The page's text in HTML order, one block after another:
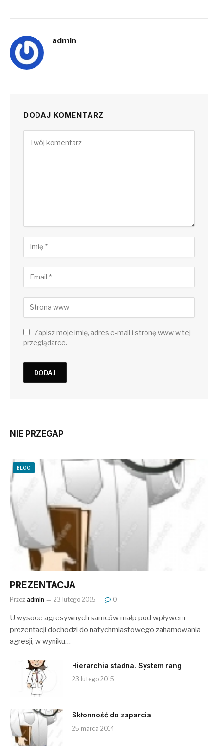
admin
DODAJ KOMENTARZ
Zapisz moje imię, adres e-mail i stronę www w tej
przeglądarce.
NIE PRZEGAP
BLOG
PREZENTACJA
Przez admin 23 lutego 2015 0
U wysoce agresywnych samców małp pod wpływem
prezentacji dochodzi do natychmiastowego zahamowania
agresji, w wyniku…
Hierarchia stadna. System rang
23 lutego 2015
Skłonność do zaparcia
25 marca 2014